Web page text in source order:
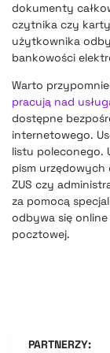
dokumenty
czytnika czy
użytkownika
bankowości
Warto
pracują nad
dostępne
internetowego.
listu poleconego.
pism
ZUS czy
za pomocą
odbywa się
pocztowej.
PARTNERZY: